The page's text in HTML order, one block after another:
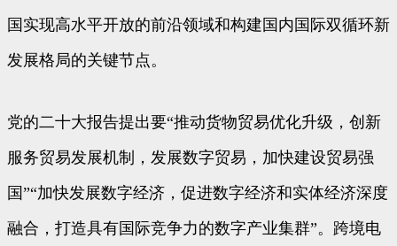
国实现高水平开放的前沿领域和构建国内国际双循环新
发展格局的关键节点。
党的二十大报告提出要“推动货物贸易优化升级，创新
服务贸易发展机制，发展数字贸易，加快建设贸易强
国”“加快发展数字经济，促进数字经济和实体经济深度
融合，打造具有国际竞争力的数字产业集群”。跨境电